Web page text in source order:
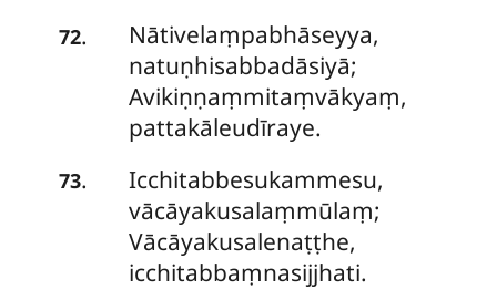
72.
Nātivelaṃpabhāseyya,
natuṇhisabbadāsiyā;
Avikiṇṇaṃmitaṃvākyaṃ,
pattakāleudīraye.
73.
Icchitabbesukammesu,
vācāyakusalaṃmūlaṃ;
Vācāyakusalenaṭṭhe,
icchitabbaṃnasijjhati.